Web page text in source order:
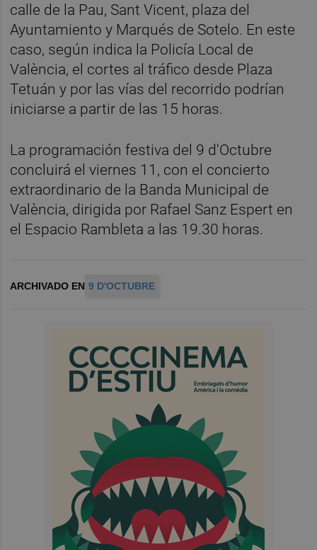
calle de la Pau, Sant Vicent, plaza del
Ayuntamiento y Marqués de Sotelo. En este
caso, según indica la Policía Local de
València, el cortes al tráfico desde Plaza
Tetuán y por las vías del recorrido podrían
iniciarse a partir de las 15 horas.
La programación festiva del 9 d'Octubre
concluirá el viernes 11, con el concierto
extraordinario de la Banda Municipal de
València, dirigida por Rafael Sanz Espert en
el Espacio Rambleta a las 19.30 horas.
ARCHIVADO EN 9 D'OCTUBRE